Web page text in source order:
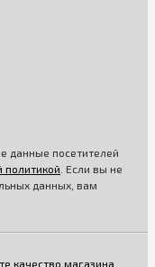
данные посетителей
политикой . Если вы не
данных, вам